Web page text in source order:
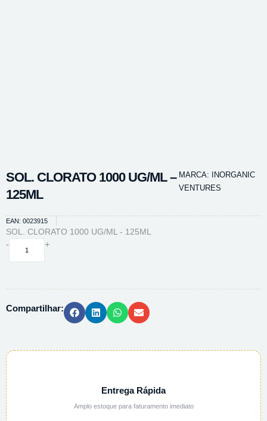
SOL. CLORATO 1000 UG/ML –
125ML
MARCA:
INORGANIC
VENTURES
EAN: 0023915
SOL. CLORATO 1000 UG/ML - 125ML
-
SOL.
125ML
+
Compartilhar:
Entrega Rápida
Amplo estoque para faturamento imediato